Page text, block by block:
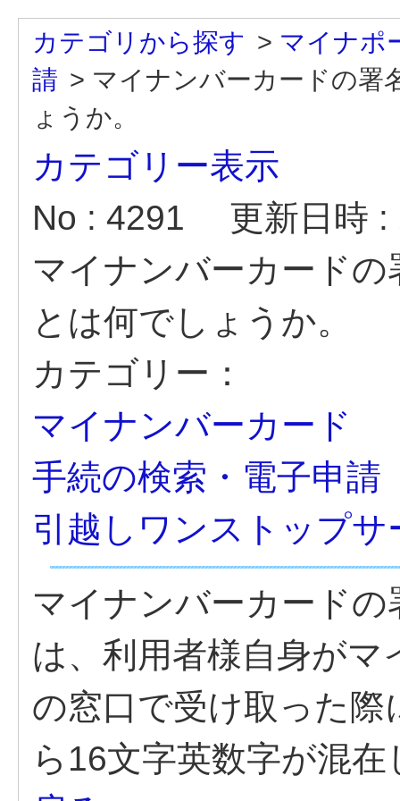
カテゴリから探す > マイナポ
請 > マイナンバーカードの署
ょうか。
カテゴリー表示
No : 4291
更新日時
マイナンバーカード
とは何でしょうか。
カテゴリー：
マイナンバーカード
手続の検索・電子申請
引越しワンストップサ
マイナンバーカード
は、利用者様自身が
の窓口で受け取った
ら16文字英数字が混